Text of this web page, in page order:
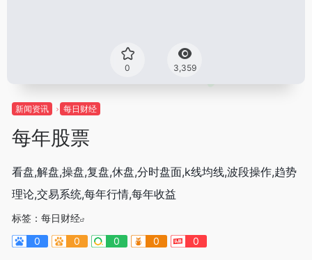
0 3,359
新闻资讯 每日财经
每年股票
看盘,解盘,操盘,复盘,休盘,分时盘面,k线均线,波段操作,趋势
理论,交易系统,每年行情,每年收益
标签： 每日财经
0
0 0 0 0